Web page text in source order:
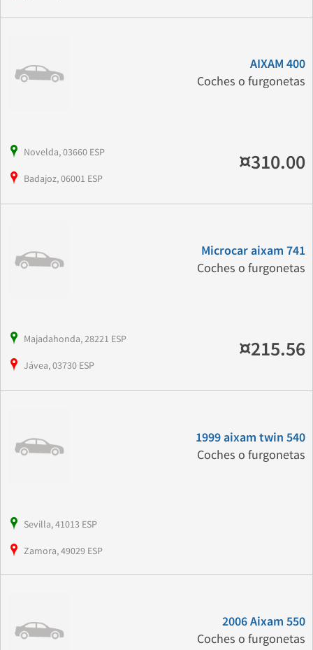
AIXAM 400
Coches o furgonetas
Novelda, 03660 ESP
Badajoz, 06001 ESP
¤310.00
Microcar aixam 741
Coches o furgonetas
Majadahonda, 28221 ESP
Jávea, 03730 ESP
¤215.56
1999 aixam twin 540
Coches o furgonetas
Sevilla, 41013 ESP
Zamora, 49029 ESP
2006 Aixam 550
Coches o furgonetas